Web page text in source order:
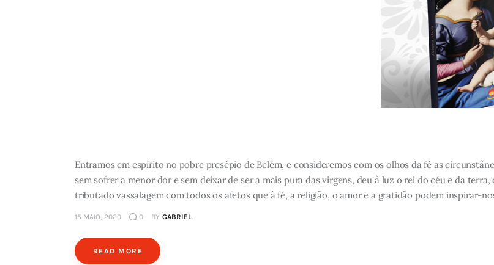
Entramos em espírito no pobre presépio de Belém, e consideremos com os olhos da fé as
sem sofrer a menor dor e sem deixar de ser a mais pura das virgens, deu à luz o rei do céu e da
tributado vassalagem com todos os afetos que à fé, a religião, o amor e a gratidão podem inspirar-
15 MAIO, 2020 0 BY GABRIEL
READ MORE